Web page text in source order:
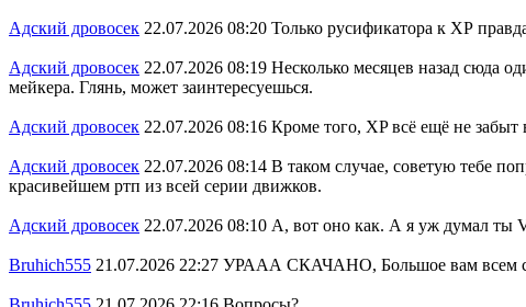
Адский дровосек 22.07.2026 08:20 Только русификатора к ХР
Адский дровосек 22.07.2026 08:19 Несколько месяцев назад сюда
мейкера. Глянь, может заинтересуешься.
Адский дровосек 22.07.2026 08:16 Кроме того, XP всё ещё не
Адский дровосек 22.07.2026 08:14 В таком случае, советую тебе
красивейшем ртп из всей серии движков.
Адский дровосек 22.07.2026 08:10 А, вот оно как. А я уж думал ты
Bruhich555 21.07.2026 22:27 УРААА СКАЧАНО, Большое вам всем